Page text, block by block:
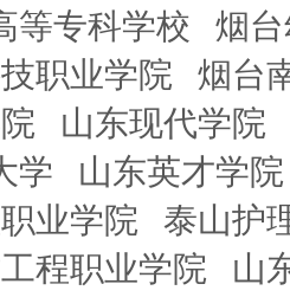
等专科学校
烟
职业学院
烟台
山东现代学院
学
山东英才学院
业学院
泰山护
程职业学院
山